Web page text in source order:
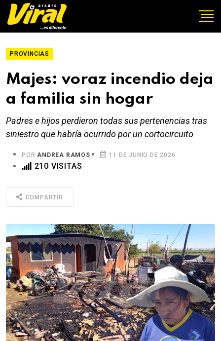
PROVINCIAS
Majes: voraz incendio deja
a familia sin hogar
Padres e hijos perdieron todas sus pertenencias tras
siniestro que habría ocurrido por un cortocircuito
PORANDREA RAMOS 11 DE JUNIO DE 2026
210 VISITAS
COMPARTIR